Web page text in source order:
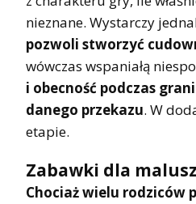
nieznane. Wystarczy
pozwoli stworzyć
wówczas wspaniałą
i obecność podczas
danego przekazu. W
etapie.
Zabawki dla
Chociaż wielu rodziców